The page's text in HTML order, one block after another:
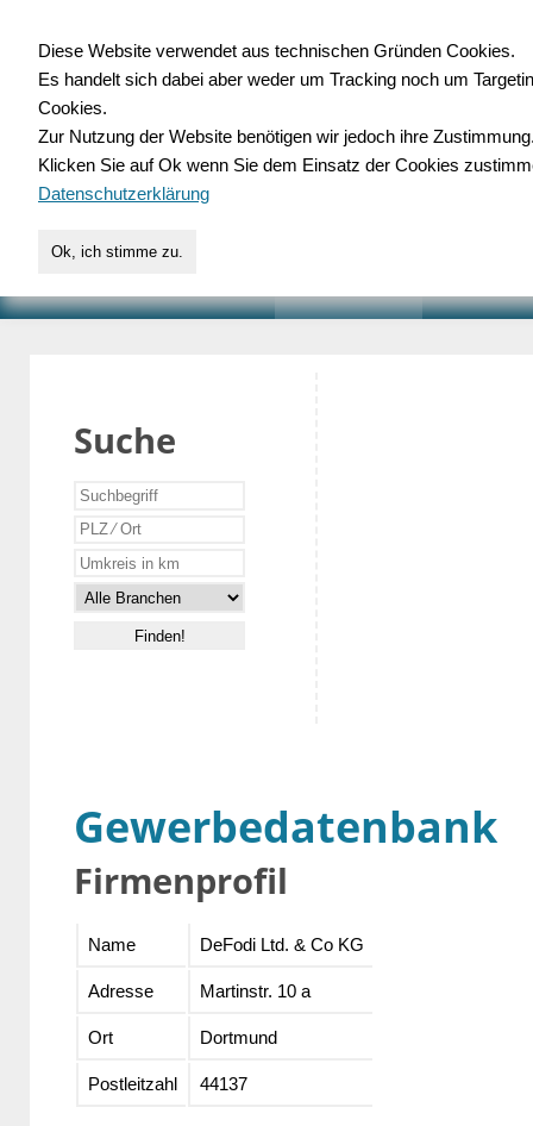
für Handwerk,
Suche
Gewerbedatenbank
Firmenprofil
Name DeFodi Ltd. & Co KG
Adresse Martinstr. 10 a
Ort Dortmund
Postleitzahl 44137
Diese Website verwendet aus technischen Gründen Cookies.
Es handelt sich dabei aber weder um Tracking noch um
Cookies.
Zur Nutzung der Website benötigen wir jedoch ihre
Klicken Sie auf Ok wenn Sie dem Einsatz der Cookies
Datenschutzerklärung
Ok, ich stimme zu.